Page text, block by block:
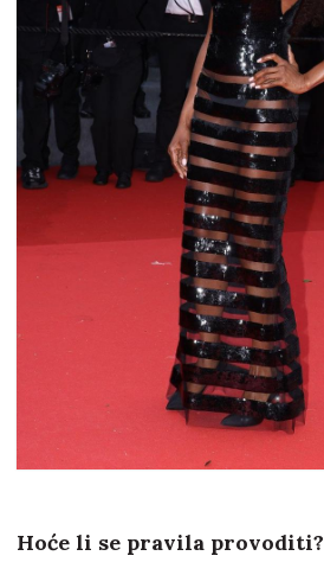
Hoće li se pravila provoditi?